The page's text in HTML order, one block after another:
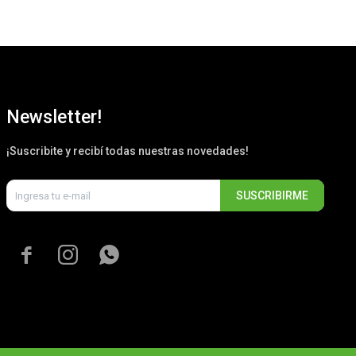
Newsletter!
¡Suscribite y recibí todas nuestras novedades!
SUSCRIBIRME
  